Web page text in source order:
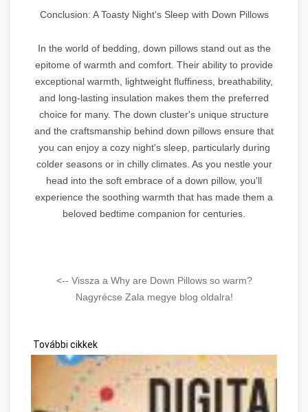
Conclusion: A Toasty Night's Sleep with Down Pillows
In the world of bedding, down pillows stand out as the
epitome of warmth and comfort. Their ability to provide
exceptional warmth, lightweight fluffiness, breathability,
and long-lasting insulation makes them the preferred
choice for many. The down cluster's unique structure
and the craftsmanship behind down pillows ensure that
you can enjoy a cozy night's sleep, particularly during
colder seasons or in chilly climates. As you nestle your
head into the soft embrace of a down pillow, you'll
experience the soothing warmth that has made them a
beloved bedtime companion for centuries.
<-- Vissza a Why are Down Pillows so warm?
Nagyrécse Zala megye blog oldalra!
További cikkek